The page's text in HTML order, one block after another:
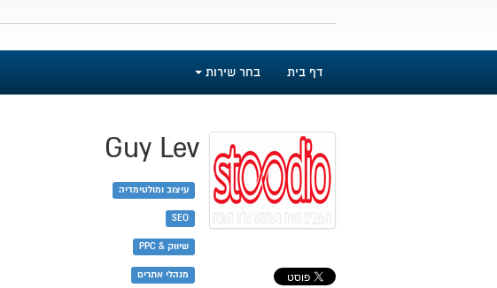
דף בית בחר שירות
Guy Lev
עיצוב ומולטימדיה
SEO
שיווק & PPC
מנהלי אתרים